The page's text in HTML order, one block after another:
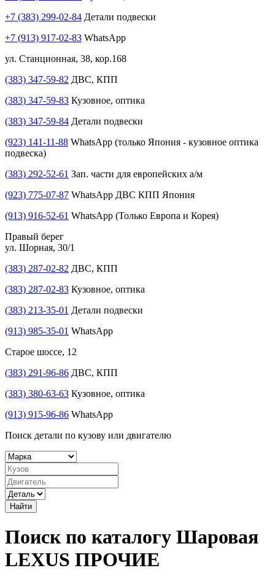
+7 (383) 299-02-84 Детали подвески
+7 (913) 917-02-83 WhatsApp
ул. Станционная, 38, кор.168
(383) 347-59-82 ДВС, КПП
(383) 347-59-83 Кузовное, оптика
(383) 347-59-84 Детали подвески
(923) 141-11-88 WhatsApp (только Япония - кузовное оптика
подвеска)
(383) 292-52-61 Зап. части для европейских а/м
(923) 775-07-87 WhatsApp ДВС КПП Япония
(913) 916-52-61 WhatsApp (Только Европа и Корея)
Правый берег
ул. Шорная, 30/1
(383) 287-02-82 ДВС, КПП
(383) 287-02-83 Кузовное, оптика
(383) 213-35-01 Детали подвески
(913) 985-35-01 WhatsApp
Старое шоссе, 12
(383) 291-96-86 ДВС, КПП
(383) 380-63-63 Кузовное, оптика
(913) 915-96-86 WhatsApp
Поиск детали по кузову или двигателю
Найти
Поиск по каталогу Шаровая
LEXUS ПРОЧИЕ